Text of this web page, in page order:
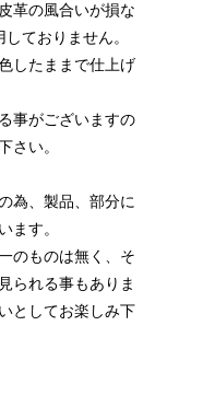
革の風合いが損な
ておりません。
したままで仕上げ
事がございますの
さい。
為、製品、部分に
ます。
のものは無く、そ
られる事もありま
としてお楽しみ下